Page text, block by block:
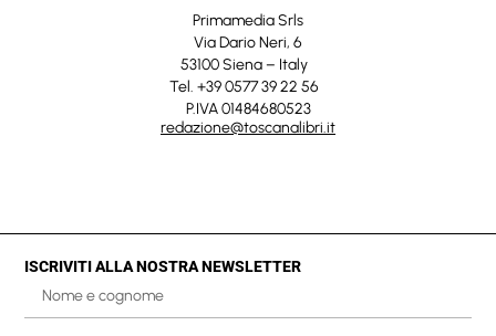
Primamedia Srls
Via Dario Neri, 6
53100 Siena – Italy
Tel. +39 0577 39 22 56
P.IVA 01484680523
redazione@toscanalibri.it
ISCRIVITI ALLA NOSTRA NEWSLETTER